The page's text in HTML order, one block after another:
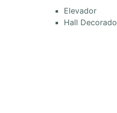
Elevador
Hall Decorado